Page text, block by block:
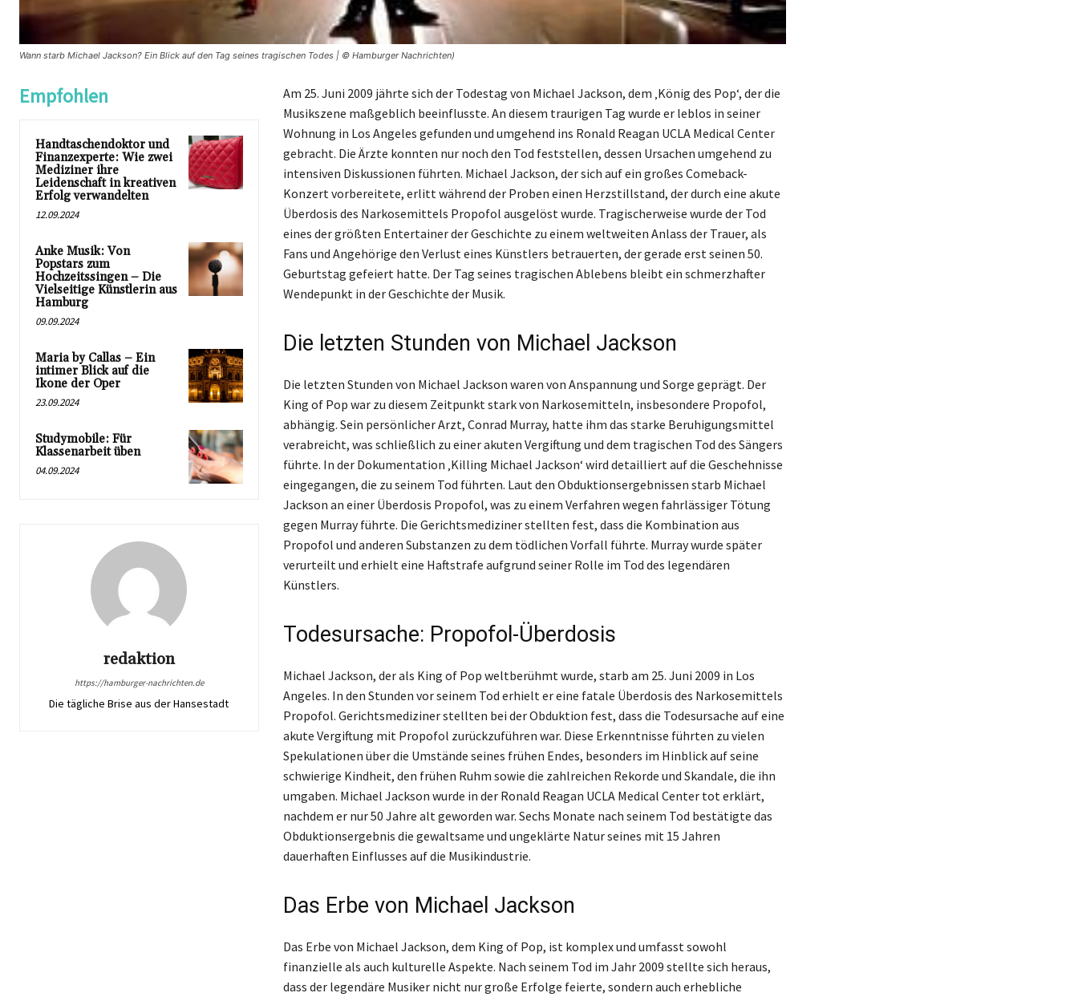
Wann starb Michael Jackson? Ein Blick auf den Tag seines tragischen Todes | © Hamburger Nachrichten)
Empfohlen
Handtaschendoktor und
Finanzexperte: Wie zwei
Mediziner ihre
Leidenschaft in kreativen
Erfolg verwandelten
12.09.2024
Anke Musik: Von
Popstars zum
Hochzeitssingen – Die
Vielseitige Künstlerin aus
Hamburg
09.09.2024
Maria by Callas – Ein
intimer Blick auf die
Ikone der Oper
23.09.2024
Studymobile: Für
Klassenarbeit üben
04.09.2024
redaktion
https://hamburger-nachrichten.de
Die tägliche Brise aus der Hansestadt
Am 25. Juni 2009 jährte sich der Todestag von Michael Jackson, dem ‚König des Pop‘, der die
Musikszene maßgeblich beeinflusste. An diesem traurigen Tag wurde er leblos in seiner
Wohnung in Los Angeles gefunden und umgehend ins Ronald Reagan UCLA Medical Center
gebracht. Die Ärzte konnten nur noch den Tod feststellen, dessen Ursachen umgehend zu
intensiven Diskussionen führten. Michael Jackson, der sich auf ein großes Comeback-
Konzert vorbereitete, erlitt während der Proben einen Herzstillstand, der durch eine akute
Überdosis des Narkosemittels Propofol ausgelöst wurde. Tragischerweise wurde der Tod
eines der größten Entertainer der Geschichte zu einem weltweiten Anlass der Trauer, als
Fans und Angehörige den Verlust eines Künstlers betrauerten, der gerade erst seinen 50.
Geburtstag gefeiert hatte. Der Tag seines tragischen Ablebens bleibt ein schmerzhafter
Wendepunkt in der Geschichte der Musik.
Die letzten Stunden von Michael Jackson
Die letzten Stunden von Michael Jackson waren von Anspannung und Sorge geprägt. Der
King of Pop war zu diesem Zeitpunkt stark von Narkosemitteln, insbesondere Propofol,
abhängig. Sein persönlicher Arzt, Conrad Murray, hatte ihm das starke Beruhigungsmittel
verabreicht, was schließlich zu einer akuten Vergiftung und dem tragischen Tod des Sängers
führte. In der Dokumentation ‚Killing Michael Jackson‘ wird detailliert auf die Geschehnisse
eingegangen, die zu seinem Tod führten. Laut den Obduktionsergebnissen starb Michael
Jackson an einer Überdosis Propofol, was zu einem Verfahren wegen fahrlässiger Tötung
gegen Murray führte. Die Gerichtsmediziner stellten fest, dass die Kombination aus
Propofol und anderen Substanzen zu dem tödlichen Vorfall führte. Murray wurde später
verurteilt und erhielt eine Haftstrafe aufgrund seiner Rolle im Tod des legendären
Künstlers.
Todesursache: Propofol-Überdosis
Michael Jackson, der als King of Pop weltberühmt wurde, starb am 25. Juni 2009 in Los
Angeles. In den Stunden vor seinem Tod erhielt er eine fatale Überdosis des Narkosemittels
Propofol. Gerichtsmediziner stellten bei der Obduktion fest, dass die Todesursache auf eine
akute Vergiftung mit Propofol zurückzuführen war. Diese Erkenntnisse führten zu vielen
Spekulationen über die Umstände seines frühen Endes, besonders im Hinblick auf seine
schwierige Kindheit, den frühen Ruhm sowie die zahlreichen Rekorde und Skandale, die ihn
umgaben. Michael Jackson wurde in der Ronald Reagan UCLA Medical Center tot erklärt,
nachdem er nur 50 Jahre alt geworden war. Sechs Monate nach seinem Tod bestätigte das
Obduktionsergebnis die gewaltsame und ungeklärte Natur seines mit 15 Jahren
dauerhaften Einflusses auf die Musikindustrie.
Das Erbe von Michael Jackson
Das Erbe von Michael Jackson, dem King of Pop, ist komplex und umfasst sowohl
finanzielle als auch kulturelle Aspekte. Nach seinem Tod im Jahr 2009 stellte sich heraus,
dass der legendäre Musiker nicht nur große Erfolge feierte, sondern auch erhebliche